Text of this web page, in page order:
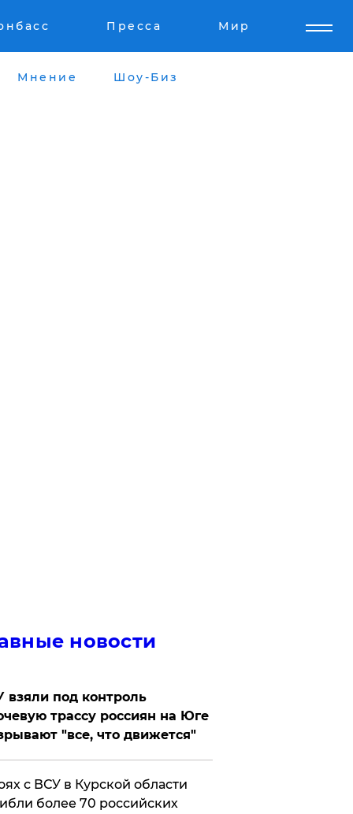
Пресса Мир
Мнение Шоу-Биз
новости
взяли под контроль
трассу россиян на Юге
"все, что движется"
с ВСУ в Курской области
более 70 российских